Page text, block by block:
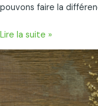
pouvons faire la
Lire la suite »
Canne
à
Sucre